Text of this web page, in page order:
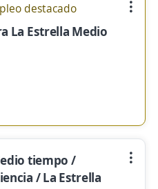
destacado
La Estrella Medio
tiempo /
/ La Estrella